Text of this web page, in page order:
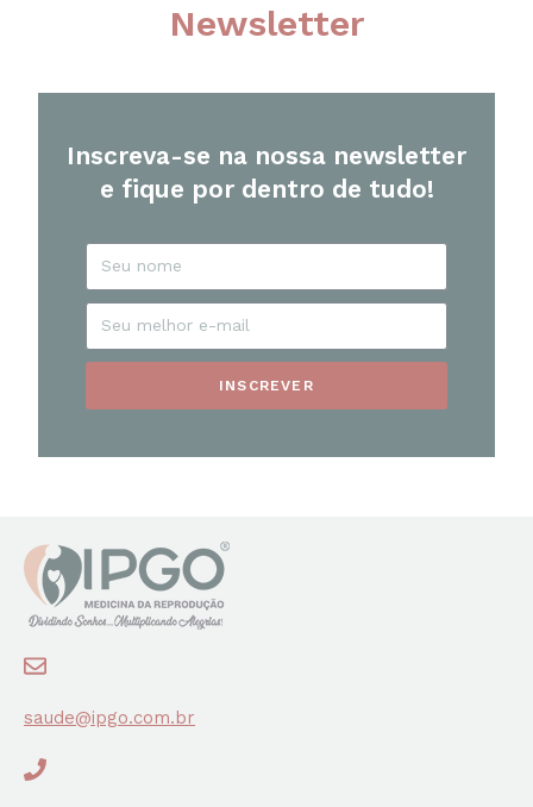
Newsletter
Inscreva-se na nossa newsletter
e fique por dentro de tudo!
INSCREVER
saude@ipgo.com.br